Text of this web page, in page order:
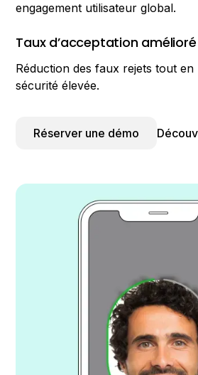
engagement utilisateur global.
Taux d’acceptation amélioré
Réduction des faux rejets tout en
sécurité élevée.
Réserver une démo